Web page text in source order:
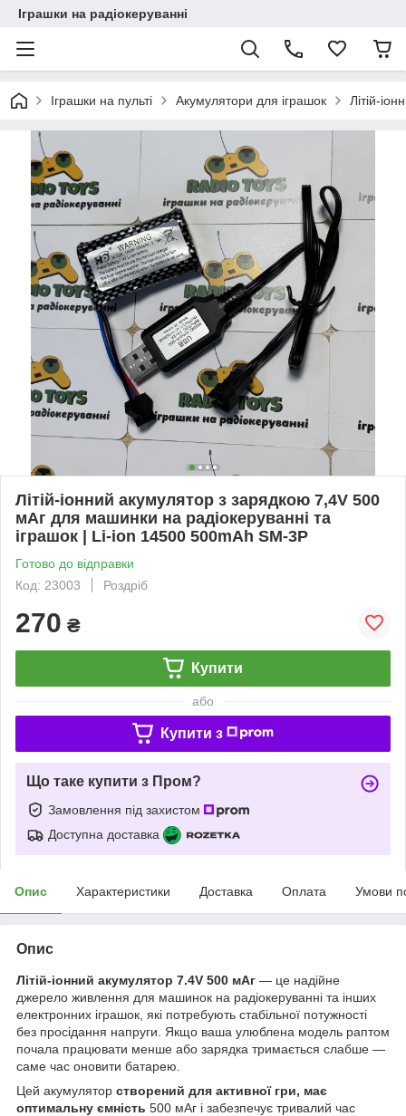
Іграшки на радіокеруванні
Іграшки на пульті Акумулятори для іграшок Літій-
Літій-іонний акумулятор з зарядкою 7,4V 500
мАг для машинки на радіокеруванні та
іграшок | Li-ion 14500 500mAh SM-3P
Готово до відправки
Код: 23003
Роздріб
270 ₴
Купити
або
Купити з
Що таке купити з Пром?
Замовлення під захистом
Доступна доставка
Опис Характеристики Доставка Оплата Умови
Опис
Літій-іонний акумулятор 7.4V 500 мАг — це надійне
джерело живлення для машинок на радіокеруванні та інших
електронних іграшок, які потребують стабільної потужності
без просідання напруги. Якщо ваша улюблена модель раптом
почала працювати менше або зарядка тримається слабше —
саме час оновити батарею.
Цей акумулятор створений для активної гри, має
оптимальну ємність 500 мАг і забезпечує тривалий час